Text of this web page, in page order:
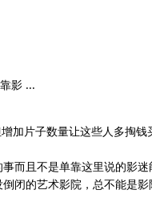
影 ...
片子数量让这些人多掏钱
而且不是单靠这里说的影
闭的艺术影院，总不能是